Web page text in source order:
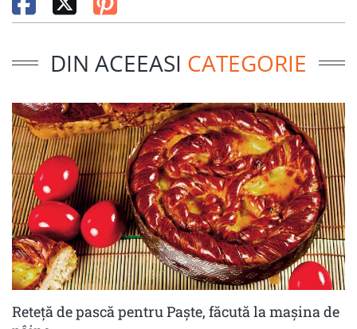
DIN ACEEASI CATEGORIE
Reteță de pască pentru Paște, făcută la mașina de